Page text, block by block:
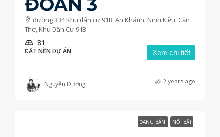
đường B34 Khu dân cư 91B, An Khánh, Ninh Kiều, Cần
Thơ, Khu Dân Cư 91B
81
ĐẤT NỀN DỰ ÁN Xem chi tiết
Nguyễn Đương 2 years ago
ĐANG BÁN NỔI BẬT